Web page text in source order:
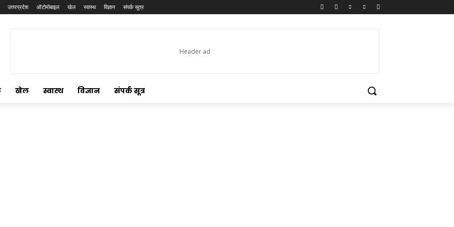
उत्तरप्रदेश ऑटोमोबाइल खेल स्वास्थ विज्ञान संपर्क सूत्र
खेल स्वास्थ विज्ञान संपर्क सूत्र